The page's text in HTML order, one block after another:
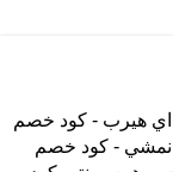
هيرب - كود خصم
- كود خصم